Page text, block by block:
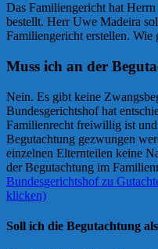
Das Familiengericht hat
bestellt. Herr Uwe Madeira
Familiengericht erstellen. Wie
Muss ich an der
Nein. Es gibt keine
Bundesgerichtshof hat
Familienrecht freiwillig ist
Begutachtung gezwungen
einzelnen Elternteilen keine
der Begutachtung im
Bundesgerichtshof zu
klicken)
Soll ich die Begutachtung